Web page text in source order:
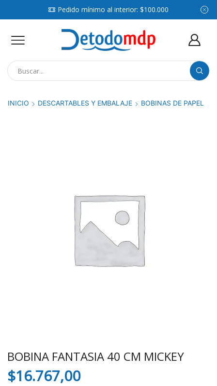
Pedido mínimo al interior: $100.000
INICIO DESCARTABLES Y EMBALAJE BOBINAS DE PAPEL
BOBINA FANTASIA 40 CM MICKEY
$16.767,00